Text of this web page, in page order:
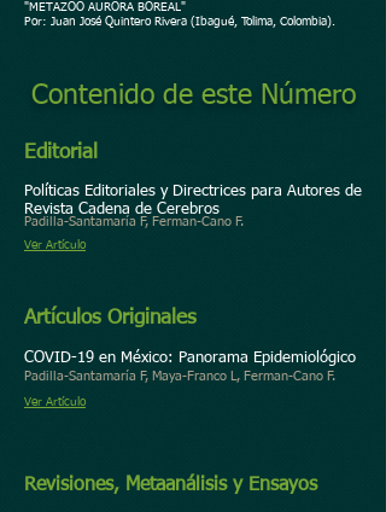
"METAZOO AURORA BOREAL"
Por: Juan José Quintero Rivera (Ibagué, Tolima, Colombia).
Contenido de este Número
Editorial
Políticas Editoriales y Directrices para Autores de
Revista Cadena de Cerebros
Padilla-Santamaría F, Ferman-Cano F.
Ver Artículo
Artículos Originales
COVID-19 en México: Panorama Epidemiológico
Padilla-Santamaría F, Maya-Franco L, Ferman-Cano F.
Ver Artículo
Revisiones, Metaanálisis y Ensayos